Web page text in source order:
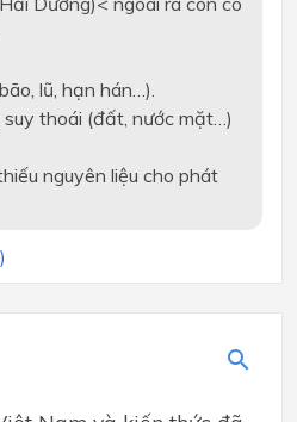
lũ, hạn hán…).
thoái (đất, nước mặt…)
nguyên liệu cho phát